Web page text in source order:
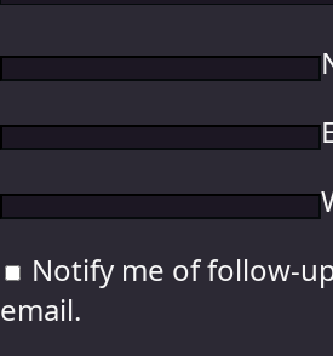
Notify me of follow-
email.